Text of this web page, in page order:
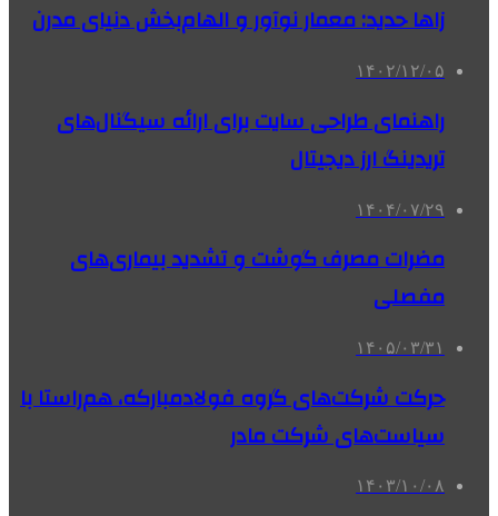
زاها حدید: معمار نوآور و الهام‌بخش دنیای مدرن
۱۴۰۲/۱۲/۰۵
راهنمای طراحی سایت برای ارائه سیگنال‌های
تریدینگ ارز دیجیتال
۱۴۰۴/۰۷/۲۹
مضرات مصرف گوشت و تشدید بیماری‌های
مفصلی
۱۴۰۵/۰۳/۳۱
حرکت شرکت‌های گروه فولادمبارکه، هم‌راستا با
سیاست‌های‌ شرکت مادر
۱۴۰۳/۱۰/۰۸